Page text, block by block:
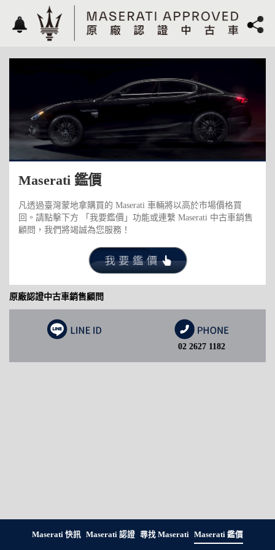
Maserati 鑑價
凡透過臺灣蒙地拿購買的 Maserati 車輛將以高於市場價格買
回。請點擊下方 「我要鑑價」功能或連繫 Maserati 中古車銷售
顧問，我們將竭誠為您服務！
原廠認證中古車銷售顧問
02 2627 1182
Maserati 快訊 Maserati 認證 尋找 Maserati Maserati 鑑價